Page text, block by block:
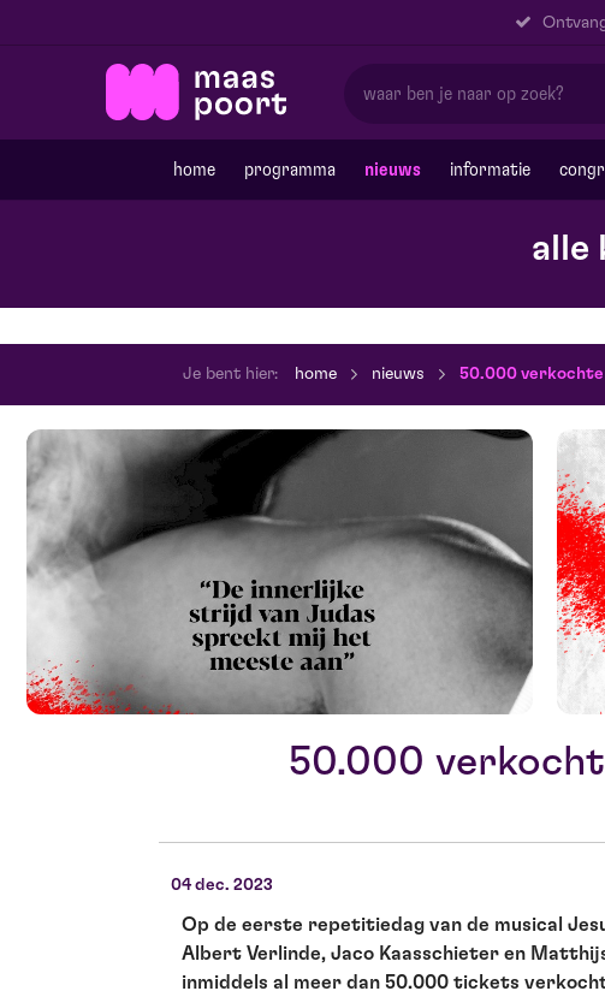
home programma nieuws informatie
alle
Je bent hier: home nieuws 50.000
50.000
04 dec. 2023
Op de eerste repetitiedag van de musical
Albert Verlinde, Jaco Kaasschieter en
inmiddels al meer dan 50.000 tickets